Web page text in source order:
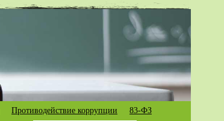
Противодействие коррупции 83-ФЗ